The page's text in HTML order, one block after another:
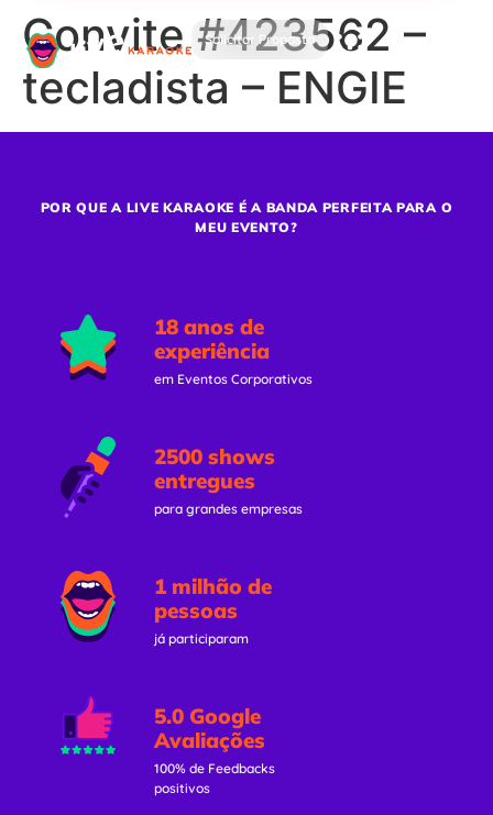
Solicitar Proposta
Convite #423562 –
tecladista – ENGIE
POR QUE A LIVE KARAOKE É A BANDA PERFEITA PARA O
MEU EVENTO?
18 anos de
experiência
em Eventos Corporativos
2500 shows
entregues
para grandes empresas
1 milhão de
pessoas
já participaram
5.0 Google
Avaliações
100% de Feedbacks
positivos